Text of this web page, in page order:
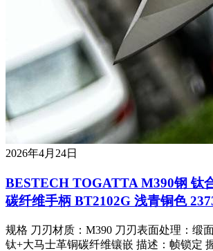
2026年4月24日
BESTECH TOGATTA M390钢 钛
碳纤维手柄 BT2102G 浅青铜色
规格 刀刃材质：M390 刀刃表面处理：缎
钛+大马士革铜碳纤维镶嵌 描述：帧锁定